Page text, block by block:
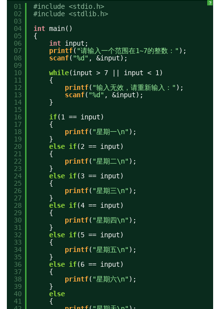
?
01
02
03
04
05
06
07
08
09
10
11
12
13
14
15
16
17
18
19
20
21
22
23
24
25
26
27
28
29
30
31
32
33
34
35
36
37
38
39
40
41
#include <stdio.h>
#include <stdlib.h>
int main()
{
int input;
printf( "请输入一个范围在1~7的整数：");
scanf( "%d" , &input);
while(input > 7 || input < 1)
{
printf( "输入无效，请重新输入：");
scanf( "%d" , &input);
}
if(1 == input)
{
printf( "星期一\n");
}
else if(2 == input)
{
printf( "星期二\n");
}
else if(3 == input)
{
printf( "星期三\n");
}
else if(4 == input)
{
printf( "星期四\n");
}
else if(5 == input)
{
printf( "星期五\n");
}
else if(6 == input)
{
printf( "星期六\n");
}
else
{